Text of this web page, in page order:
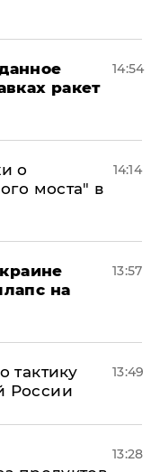
ракет
14:54
о
моста" в
14:14
на
13:57
тактику
России
13:49
13:28